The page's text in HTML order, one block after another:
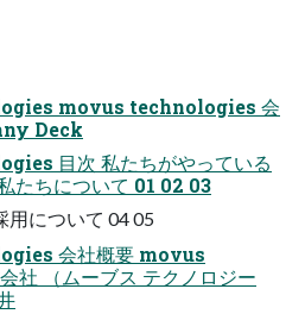
movus technologies 会
Deck
⽬次 私たちがやっている
たちについて 01 02 03
⽤について 04 05
会社概要 movus
（ムーブス テクノロジー